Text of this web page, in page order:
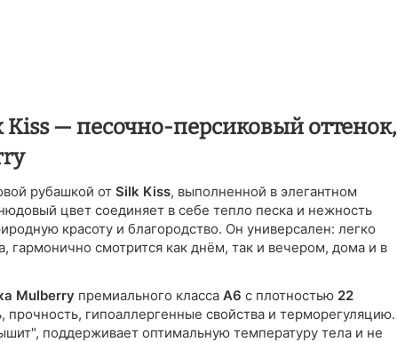
— песочно-персиковый оттенок,
рубашкой от Silk Kiss, выполненной в элегантном
цвет соединяет в себе тепло песка и нежность
красоту и благородство. Он универсален: легко
гармонично смотрится как днём, так и вечером, дома и в
Mulberry премиального класса A6 с плотностью 22
прочность, гипоаллергенные свойства и терморегуляцию.
поддерживает оптимальную температуру тела и не